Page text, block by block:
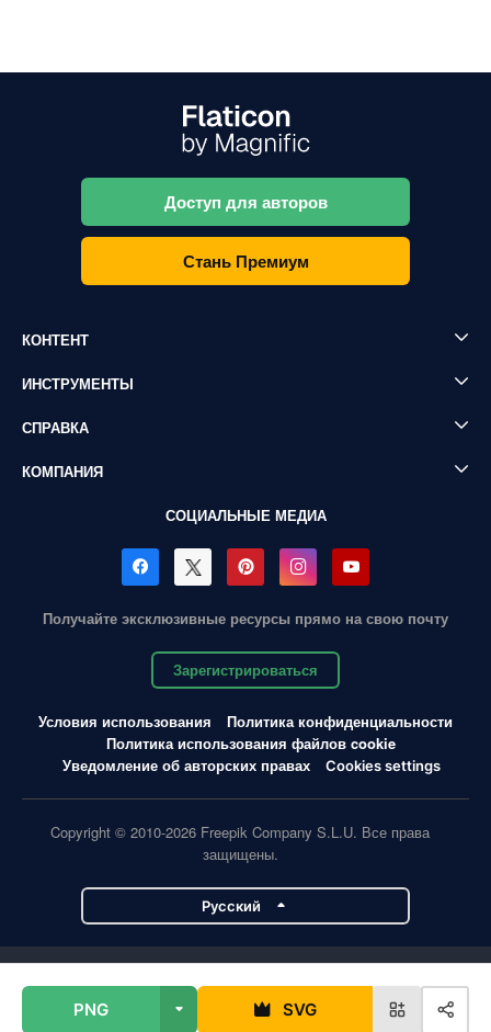
PNG SVG
Доступ для авторов
Стань Премиум
КОНТЕНТ
ИНСТРУМЕНТЫ
СПРАВКА
КОМПАНИЯ
СОЦИАЛЬНЫЕ МЕДИА
Получайте эксклюзивные ресурсы прямо на свою почту
Зарегистрироваться
Условия использования
Политика конфиденциальности
Политика использования файлов cookie
Уведомление об авторских правах
Cookies settings
Copyright © 2010-2026 Freepik Company S.L.U. Все права
защищены.
Pусский
Flaticon Slidesgo